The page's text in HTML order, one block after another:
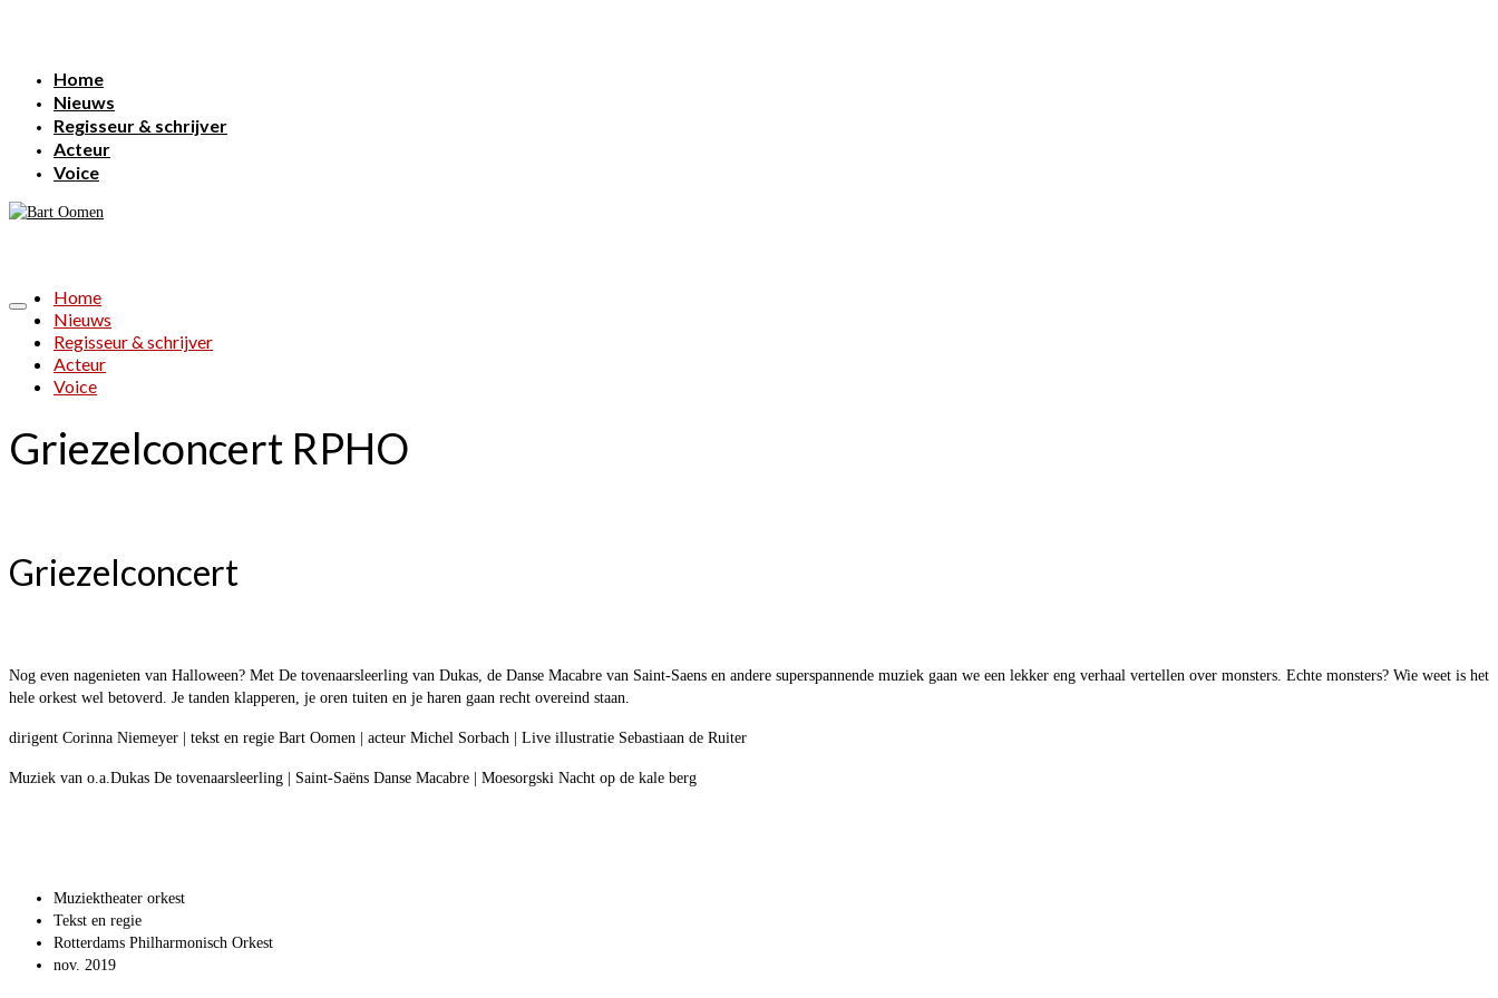
Home
Nieuws
Regisseur & schrijver
Acteur
Voice
Home
Nieuws
Regisseur & schrijver
Acteur
Voice
Griezelconcert RPHO
Griezelconcert
Nog even nagenieten van Halloween? Met De tovenaarsleerling van Dukas, de Danse Macabre van Saint-Saens en andere superspannende muziek gaan we een lekker eng verhaal vertellen over monsters. Echte monsters? Wie weet is het
hele orkest wel betoverd. Je tanden klapperen, je oren tuiten en je haren gaan recht overeind staan.
dirigent Corinna Niemeyer | tekst en regie Bart Oomen | acteur Michel Sorbach | Live illustratie Sebastiaan de Ruiter
Muziek van o.a.Dukas De tovenaarsleerling | Saint-Saëns Danse Macabre | Moesorgski Nacht op de kale berg
Muziektheater orkest
Tekst en regie
Rotterdams Philharmonisch Orkest
nov. 2019